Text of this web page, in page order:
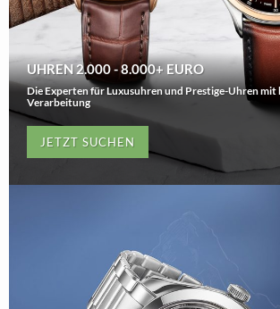
UHREN 2.000 - 8.000+ EURO
Die Experten für Luxusuhren und Prestige-Uhren
Verarbeitung
JETZT SUCHEN